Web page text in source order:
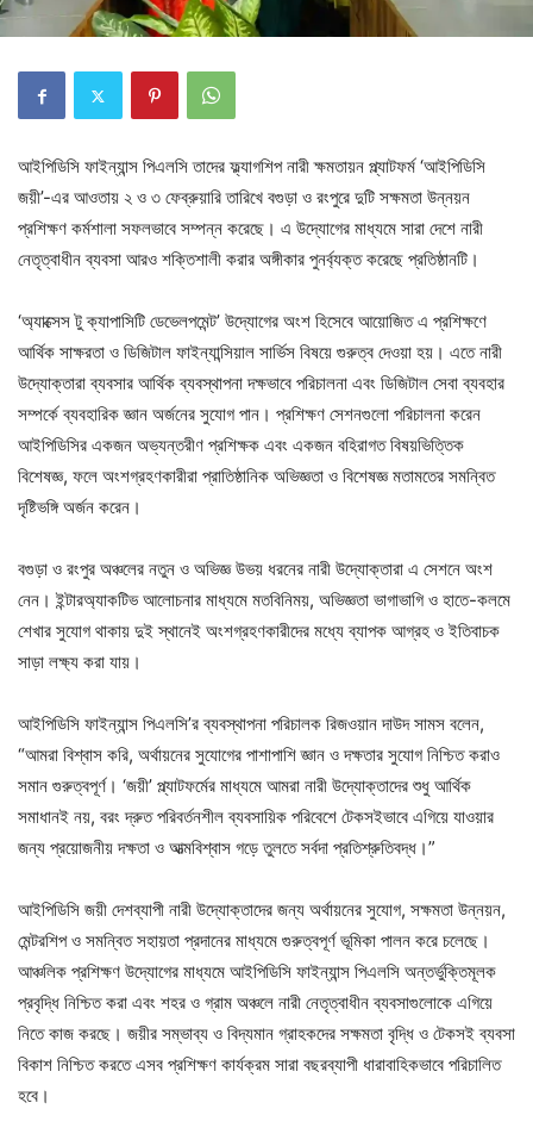
আইপিডিসি ফাইন্যান্স পিএলসি তাদের ফ্ল্যাগশিপ নারী ক্ষমতায়ন প্ল্যাটফর্ম ‘আইপিডিসি
জয়ী’-এর আওতায় ২ ও ৩ ফেব্রুয়ারি তারিখে বগুড়া ও রংপুরে দুটি সক্ষমতা উন্নয়ন
প্রশিক্ষণ কর্মশালা সফলভাবে সম্পন্ন করেছে। এ উদ্যোগের মাধ্যমে সারা দেশে নারী
নেতৃত্বাধীন ব্যবসা আরও শক্তিশালী করার অঙ্গীকার পুনর্ব্যক্ত করেছে প্রতিষ্ঠানটি।
‘অ্যাক্সেস টু ক্যাপাসিটি ডেভেলপমেন্ট’ উদ্যোগের অংশ হিসেবে আয়োজিত এ প্রশিক্ষণে
আর্থিক সাক্ষরতা ও ডিজিটাল ফাইন্যান্সিয়াল সার্ভিস বিষয়ে গুরুত্ব দেওয়া হয়। এতে নারী
উদ্যোক্তারা ব্যবসার আর্থিক ব্যবস্থাপনা দক্ষভাবে পরিচালনা এবং ডিজিটাল সেবা ব্যবহার
সম্পর্কে ব্যবহারিক জ্ঞান অর্জনের সুযোগ পান। প্রশিক্ষণ সেশনগুলো পরিচালনা করেন
আইপিডিসির একজন অভ্যন্তরীণ প্রশিক্ষক এবং একজন বহিরাগত বিষয়ভিত্তিক
বিশেষজ্ঞ, ফলে অংশগ্রহণকারীরা প্রাতিষ্ঠানিক অভিজ্ঞতা ও বিশেষজ্ঞ মতামতের সমন্বিত
দৃষ্টিভঙ্গি অর্জন করেন।
বগুড়া ও রংপুর অঞ্চলের নতুন ও অভিজ্ঞ উভয় ধরনের নারী উদ্যোক্তারা এ সেশনে অংশ
নেন। ইন্টারঅ্যাকটিভ আলোচনার মাধ্যমে মতবিনিময়, অভিজ্ঞতা ভাগাভাগি ও হাতে-কলমে
শেখার সুযোগ থাকায় দুই স্থানেই অংশগ্রহণকারীদের মধ্যে ব্যাপক আগ্রহ ও ইতিবাচক
সাড়া লক্ষ্য করা যায়।
আইপিডিসি ফাইন্যান্স পিএলসি’র ব্যবস্থাপনা পরিচালক রিজওয়ান দাউদ সামস বলেন,
“আমরা বিশ্বাস করি, অর্থায়নের সুযোগের পাশাপাশি জ্ঞান ও দক্ষতার সুযোগ নিশ্চিত করাও
সমান গুরুত্বপূর্ণ। ‘জয়ী’ প্ল্যাটফর্মের মাধ্যমে আমরা নারী উদ্যোক্তাদের শুধু আর্থিক
সমাধানই নয়, বরং দ্রুত পরিবর্তনশীল ব্যবসায়িক পরিবেশে টেকসইভাবে এগিয়ে যাওয়ার
জন্য প্রয়োজনীয় দক্ষতা ও আত্মবিশ্বাস গড়ে তুলতে সর্বদা প্রতিশ্রুতিবদ্ধ।”
আইপিডিসি জয়ী দেশব্যাপী নারী উদ্যোক্তাদের জন্য অর্থায়নের সুযোগ, সক্ষমতা উন্নয়ন,
মেন্টরশিপ ও সমন্বিত সহায়তা প্রদানের মাধ্যমে গুরুত্বপূর্ণ ভূমিকা পালন করে চলেছে।
আঞ্চলিক প্রশিক্ষণ উদ্যোগের মাধ্যমে আইপিডিসি ফাইন্যান্স পিএলসি অন্তর্ভুক্তিমূলক
প্রবৃদ্ধি নিশ্চিত করা এবং শহর ও গ্রাম অঞ্চলে নারী নেতৃত্বাধীন ব্যবসাগুলোকে এগিয়ে
নিতে কাজ করছে। জয়ীর সম্ভাব্য ও বিদ্যমান গ্রাহকদের সক্ষমতা বৃদ্ধি ও টেকসই ব্যবসা
বিকাশ নিশ্চিত করতে এসব প্রশিক্ষণ কার্যক্রম সারা বছরব্যাপী ধারাবাহিকভাবে পরিচালিত
হবে।